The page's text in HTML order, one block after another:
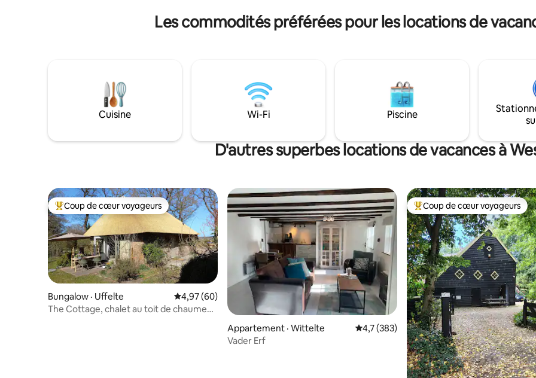
distance de marche du parc national de
Dwingelderveld. La maison dispose de 3
d'un lave-linge/sèche-linge, de 3
télévisions, d'un réfrigérateur, d'un
congélateur, d'une plaque à induction et
d'un inventaire de cuisine spacieux.
parc de vacances à proximité. Nager à
l'intérieur dans la petite piscine, faire de
tout-petit.
ou une famille. Équipée de toutes les
commodités : - Lits faits, linge
Nespresso, un lave-vaisselle,
combiné, des épices et de
Laveuse - Pas de télévision -
jouets et jeux - Départ tardif
dimanche pour 50 euros
Les commodités préférées pour les locations de
Cuisine Wi-Fi Piscine
D'autres superbes locations de vacances à
Coup de cœur voyageurs parmi les plus aimés
Coup de cœur voyageurs
Bungalow · Uffelte Note moyenne de 4,97 sur 5, 60 commentaires
4,97 (60)
The Cottage, chalet au toit de chaume
Appartement · Wittelte Note moyenne de 4,7 sur 5, 383
4,7 (383)
Vader Erf
Coup de cœur voyageurs
Coup de cœur voyageurs